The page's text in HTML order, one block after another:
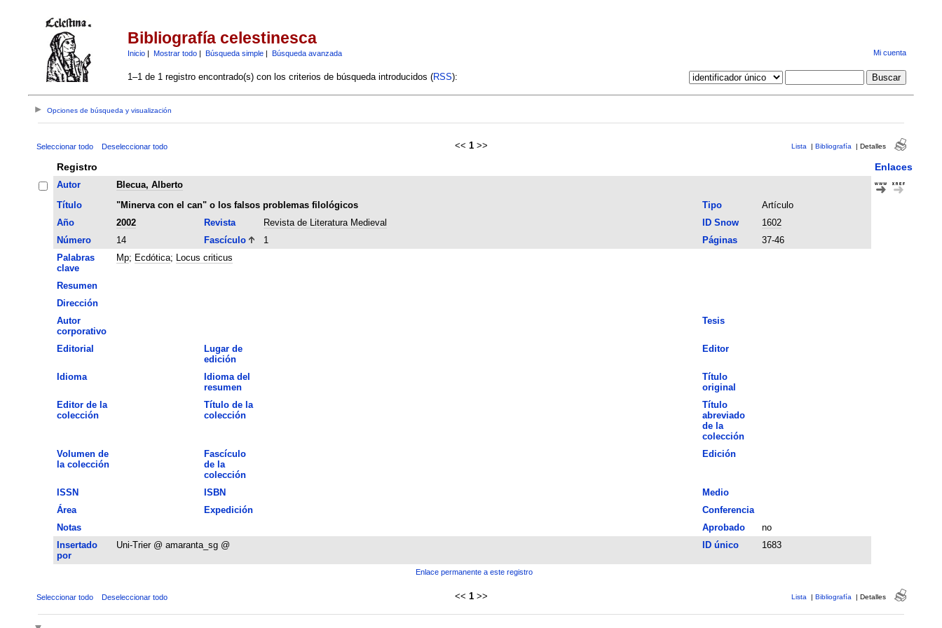
Bibliografía celestinesca
Inicio| Mostrar todo| Búsqueda simple| Búsqueda avanzada Mi cuenta
1–1 de 1 registro encontrado(s) con los criterios de búsqueda introducidos (RSS):
Opciones de búsqueda y visualización
Seleccionar todo Deseleccionar todo << 1 >> Lista | Bibliografía | Detalles
Registro Enlaces
Autor
Blecua, Alberto
Título
"Minerva con el can" o los falsos problemas filológicos Tipo
Artículo
Año
2002 Revista Revista de Literatura Medieval ID Snow
1602
Número
14 Fascículo 1 Páginas
37-46
Palabras
clave
Mp; Ecdótica; Locus criticus
Resumen
Dirección
Autor
corporativo
Tesis
Editorial
Lugar de
edición
Editor
Idioma
Idioma del
resumen
Título
original
Editor de la
colección
Título de la
colección
Título
abreviado
de la
colección
Volumen de
la colección
Fascículo
de la
colección
Edición
ISSN ISBN
Medio
Área
Expedición
Conferencia
Notas
Aprobado
no
Insertado
por
Uni-Trier @ amaranta_sg @ ID único 1683
Enlace permanente a este registro
Seleccionar todo Deseleccionar todo << 1 >> Lista | Bibliografía | Detalles